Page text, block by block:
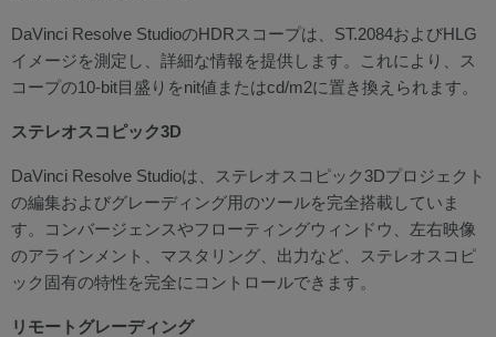
DaVinci Resolve StudioのHDRスコープは、ST.2084およびHLG
イメージを測定し、詳細な情報を提供します。これにより、ス
コープの10-bit目盛りをnit値またはcd/m2に置き換えられます。
ステレオスコピック3D
DaVinci Resolve Studioは、ステレオスコピック3Dプロジェクト
の編集およびグレーディング用のツールを完全搭載していま
す。コンバージェンスやフローティングウィンドウ、左右映像
のアラインメント、マスタリング、出力など、ステレオスコピ
ック固有の特性を完全にコントロールできます。
リモートグレーディング